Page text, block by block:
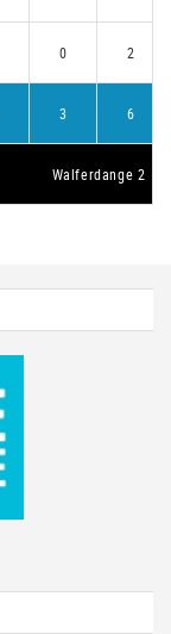
0 2
3 6
Walferdange 2